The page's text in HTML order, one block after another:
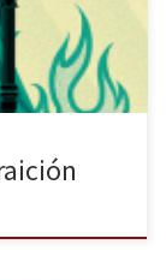
[…]